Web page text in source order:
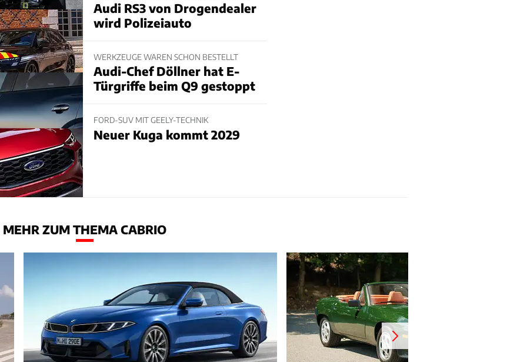
Audi RS3 von Drogendealer
wird Polizeiauto
WERKZEUGE WAREN SCHON BESTELLT
Audi-Chef Döllner hat E-
Türgriffe beim Q9 gestoppt
FORD-SUV MIT GEELY-TECHNIK
Neuer Kuga kommt 2029
MEHR ZUM THEMA CABRIO